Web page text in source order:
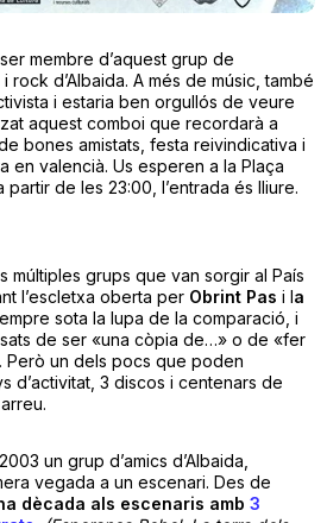
membre d’aquest grup de
rock d’Albaida. A més de músic, també
i estaria ben orgullós de veure
aquest comboi que recordarà a
bones amistats, festa reivindicativa i
en valencià. Us esperen a la Plaça
partir de les 23:00, l’entrada és lliure.
múltiples grups que van sorgir al País
l’escletxa oberta per Obrint Pas i la
sota la lupa de la comparació, i
de ser «una còpia de…» o de «fer
Però un dels pocs que poden
d’activitat, 3 discos i centenars de
un grup d’amics d’Albaida,
vegada a un escenari. Des de
dècada als escenaris amb 3